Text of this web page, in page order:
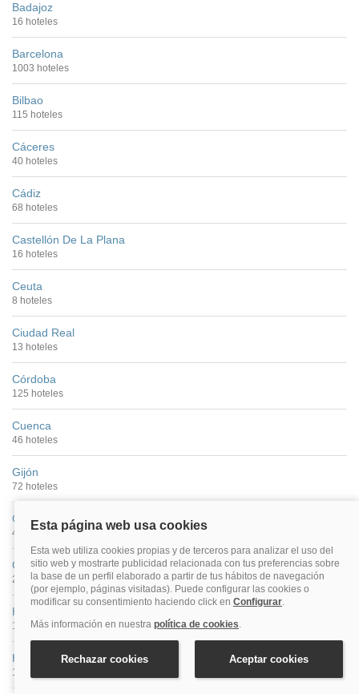
Badajoz
16 hoteles
Barcelona
1003 hoteles
Bilbao
115 hoteles
Cáceres
40 hoteles
Cádiz
68 hoteles
Castellón De La Plana
16 hoteles
Ceuta
8 hoteles
Ciudad Real
13 hoteles
Córdoba
125 hoteles
Cuenca
46 hoteles
Gijón
72 hoteles
Girona
42 hoteles
Granada
299 hoteles
Huelva
10 hoteles
Huesca
11 hoteles